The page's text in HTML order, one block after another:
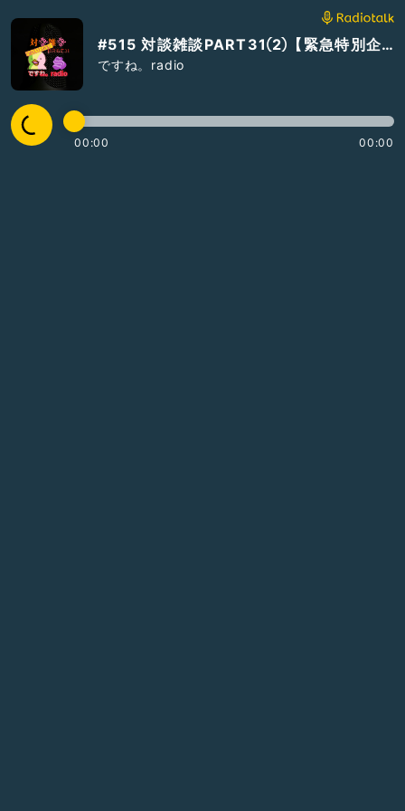
#515 対談雑談PART31②【緊急特別企画】カラぴょん写真と文やめるってよ編
ですね。radio
00:00 00:00